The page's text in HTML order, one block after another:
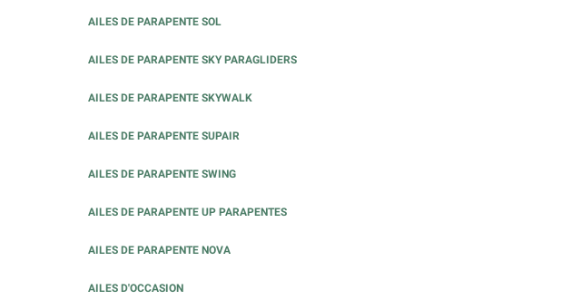
AILES DE PARAPENTE SOL
AILES DE PARAPENTE SKY PARAGLIDERS
AILES DE PARAPENTE SKYWALK
AILES DE PARAPENTE SUPAIR
AILES DE PARAPENTE SWING
AILES DE PARAPENTE UP PARAPENTES
AILES DE PARAPENTE NOVA
AILES D'OCCASION